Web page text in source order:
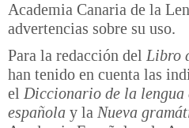
Academia Canaria de la
advertencias sobre su uso.
Para la redacción del Libro
han tenido en cuenta las
el Diccionario de la lengua
española y la Nueva